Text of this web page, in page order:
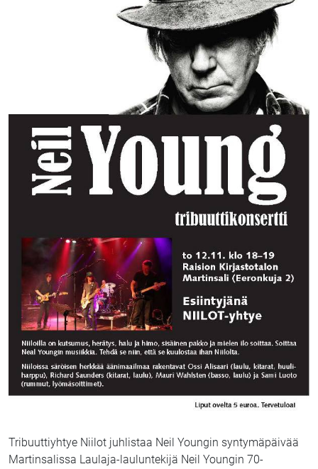
Tribuuttiyhtye Niilot juhlistaa Neil Youngin syntymäpäivää
Martinsalissa Laulaja-lauluntekijä Neil Youngin 70-